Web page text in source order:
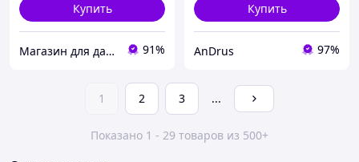
Купить
Магазин для дачи и сада - ALFA LEX EUROCRAFT KRAFT DELE VERKE SILVER 91%
Купить
AnDrus 97%
1 2 3 ...
Показано 1 - 29 товаров из 500+